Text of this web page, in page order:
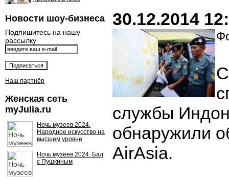
Новости шоу-бизнеса
Подпишитесь на нашу
рассылку
Наш партнёр
Женская сеть
myJulia.ru
Ночь музеев 2024.
Народное искусство на
высшем уровне
Ночь музеев 2024. Бал
с Пушкиным
30.12.2014
службы
обнаружили
AirAsia.